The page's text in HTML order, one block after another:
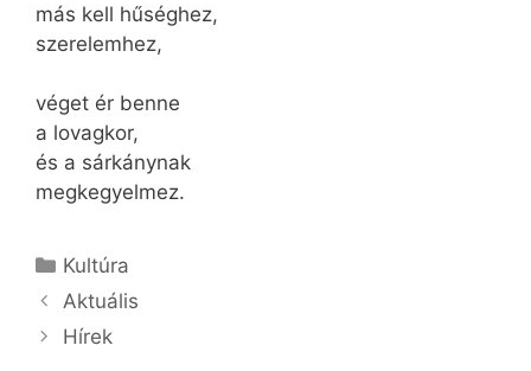
más kell hűséghez,
szerelemhez,
véget ér benne
a lovagkor,
és a sárkánynak
megkegyelmez.
Kategória
Kultúra
Aktuális
Hírek